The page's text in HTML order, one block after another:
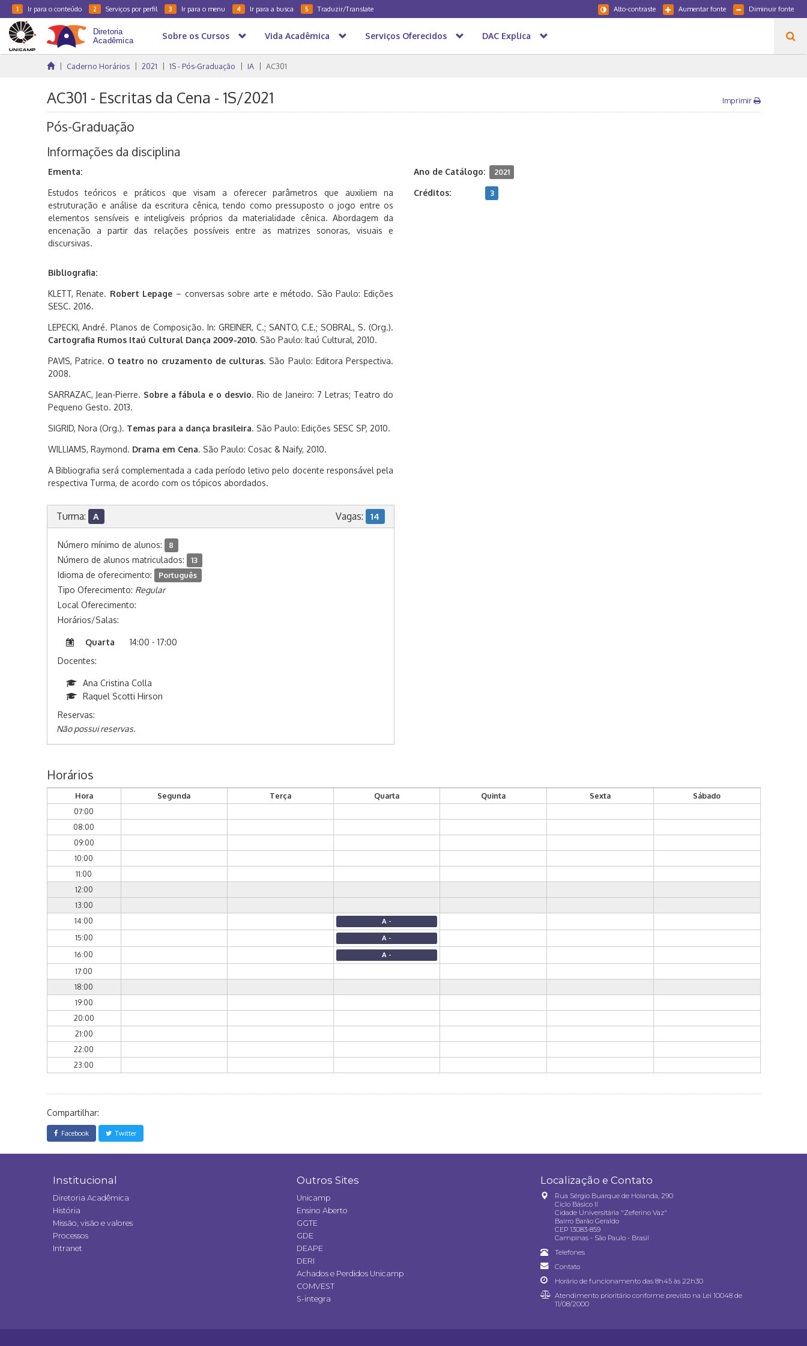
1 Ir para o conteúdo 2 Serviços por perfil 3 Ir para o menu 4 Ir para a busca 5 Traduzir/Translate Diminuir fonte
Aumentar fonte
Alto-contraste
Sobre os Cursos Vida Acadêmica Serviços Oferecidos DAC Explica
Caderno Horários 2021 1S - Pós-Graduação IA AC301
AC301 - Escritas da Cena - 1S/2021 Imprimir
Pós-Graduação
Informações da disciplina
Ementa:
Estudos teóricos e práticos que visam a oferecer parâmetros que auxiliem na
estruturação e análise da escritura cênica, tendo como pressuposto o jogo entre os
elementos sensíveis e inteligíveis próprios da materialidade cênica. Abordagem da
encenação a partir das relações possíveis entre as matrizes sonoras, visuais e
discursivas.
Bibliografia:
KLETT, Renate. Robert Lepage – conversas sobre arte e método. São Paulo: Edições
SESC. 2016.
LEPECKI, André. Planos de Composição. In: GREINER, C.; SANTO, C.E.; SOBRAL, S. (Org.).
Cartografia Rumos Itaú Cultural Dança 2009-2010. São Paulo: Itaú Cultural, 2010.
PAVIS, Patrice. O teatro no cruzamento de culturas. São Paulo: Editora Perspectiva.
2008.
SARRAZAC, Jean-Pierre. Sobre a fábula e o desvio. Rio de Janeiro: 7 Letras; Teatro do
Pequeno Gesto. 2013.
SIGRID, Nora (Org.). Temas para a dança brasileira. São Paulo: Edições SESC SP, 2010.
WILLIAMS, Raymond. Drama em Cena. São Paulo: Cosac & Naify, 2010.
A Bibliografia será complementada a cada período letivo pelo docente responsável pela
respectiva Turma, de acordo com os tópicos abordados.
Ano de Catálogo: 2021
Créditos: 3
Turma: A Vagas: 14
Número mínimo de alunos: 8
Número de alunos matriculados: 13
Idioma de oferecimento: Português
Tipo Oferecimento: Regular
Local Oferecimento:
Horários/Salas:
Quarta
14:00 - 17:00
Docentes:
Ana Cristina Colla
Raquel Scotti Hirson
Reservas:
Não possui reservas.
Horários
Hora Segunda Terça Quarta Quinta Sexta
Sábado
07:00
08:00
09:00
10:00
11:00
12:00
13:00
14:00
A -
15:00 A -
16:00 A -
17:00
18:00
19:00
20:00
21:00
22:00
23:00
Compartilhar:
Facebook Twitter
Institucional
Diretoria Acadêmica
História
Missão, visão e valores
Processos
Intranet
Outros Sites
Unicamp
Ensino Aberto
GGTE
GDE
DEAPE
DERI
Achados e Perdidos Unicamp
COMVEST
S-integra
Localização e Contato
Rua Sérgio Buarque de Holanda, 290
Ciclo Básico II
Cidade Universitária "Zeferino Vaz"
Bairro Barão Geraldo
CEP 13083-859
Campinas - São Paulo - Brasil
Telefones
Contato
Horário de funcionamento das 8h45 às 22h30
Atendimento prioritário conforme previsto na Lei 10048 de
11/08/2000